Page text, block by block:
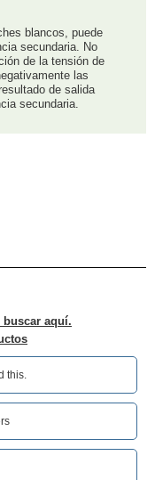
blancos, puede
secundaria. No
de la tensión de
las
de salida
secundaria.
aquí.
this.‎